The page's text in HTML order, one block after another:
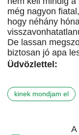
még nagyon
hogy néhány
De lassan
biztosan jó apa
Üdvözlettel:
kinek mondjam el
A